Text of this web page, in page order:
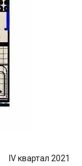
IV квартал 2021